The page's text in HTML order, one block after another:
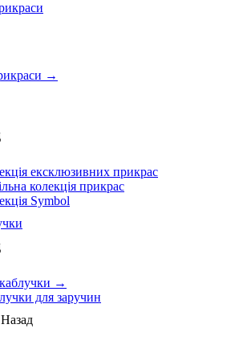
→
ексклюзивних прикрас
колекція прикрас
Symbol
каблучки →
для заручин
Назад